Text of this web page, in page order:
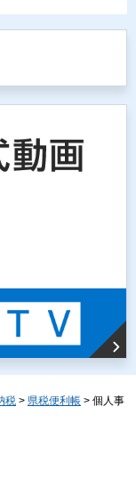
税 > 県税便利帳 > 個人事